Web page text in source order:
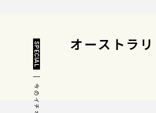
オーストラ
SPECIAL